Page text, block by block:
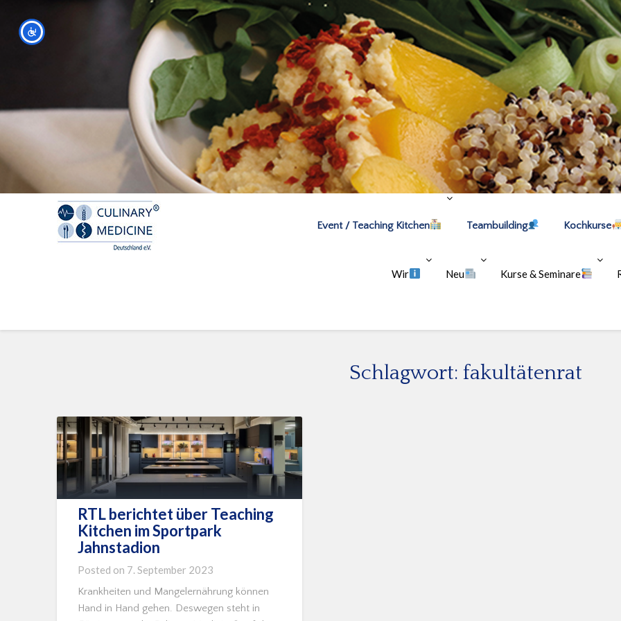
Event / Teaching Kitchen Teambuilding Kochkurse
Wir Neu Kurse & Seminare
Schlagwort: fakultätenrat
RTL berichtet über Teaching
Kitchen im Sportpark
Jahnstadion
Posted on 7. September 2023
Krankheiten und Mangelernährung können
Hand in Hand gehen. Deswegen steht in